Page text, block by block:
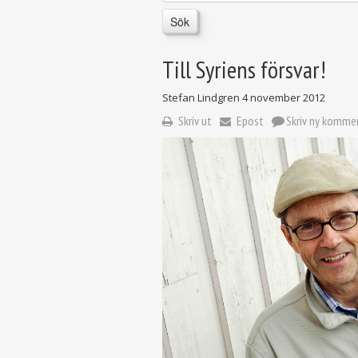
Sök
Till Syriens försvar!
Stefan Lindgren 4 november 2012
Skriv ut Epost Skriv ny